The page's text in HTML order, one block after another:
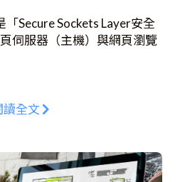
「Secure Sockets Layer安全
伺服器（主機）與網頁瀏覽
資訊的安全。SSL憑證主要
名，SSL憑證是如何運作及
讀全文